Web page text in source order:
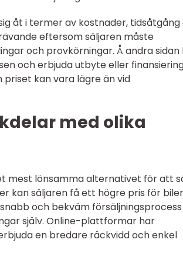
åt i termer av kostnader, tidsåtgång
eftersom säljaren måste
och provkörningar. Å andra sidan
och erbjuda utbyte eller
kan vara lägre än vid
med olika
mest lönsamma alternativet för att
kan säljaren få ett högre pris för
och bekväm
själv. Online-plattformar har
en bredare räckvidd och enkel